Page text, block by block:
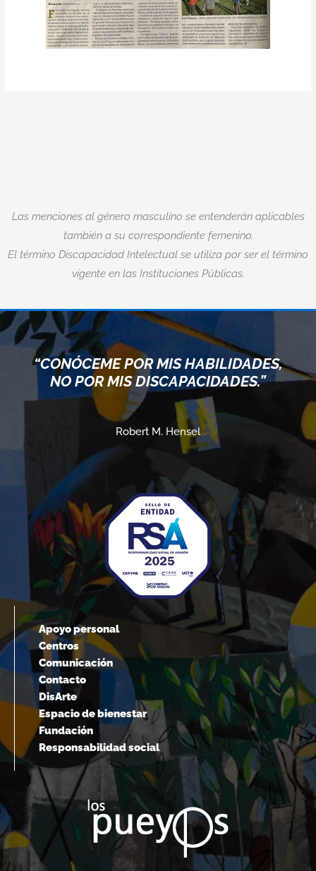
Las menciones al género masculino se entenderán aplicables
también a su correspondiente femenino.
El término Discapacidad Intelectual se utiliza por ser el término
vigente en las Instituciones Públicas.
“CONÓCEME POR MIS HABILIDADES,
NO POR MIS DISCAPACIDADES.”
Robert M. Hensel
Apoyo personal
Centros
Comunicación
Contacto
DisArte
Espacio de bienestar
Fundación
Responsabilidad social